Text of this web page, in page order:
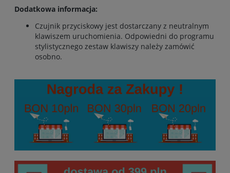
Dodatkowa informacja:
Czujnik przyciskowy jest dostarczany z neutralnym
klawiszem uruchomienia. Odpowiedni do programu
stylistycznego zestaw klawiszy należy zamówić
osobno.